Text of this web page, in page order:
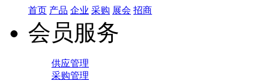
首页 产品 企业 采购 展会 招商
会员服务
供应管理
采购管理